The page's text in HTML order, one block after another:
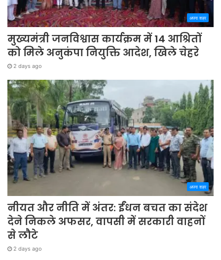
अपना शहर
मुख्यमंत्री जनविश्वास कार्यक्रम में 14 आश्रितों
को मिले अनुकंपा नियुक्ति आदेश, खिले चेहरे
2 days ago
अपना शहर
नीयत और नीति में अंतर: ईंधन बचत का संदेश
देने निकले अफसर, वापसी में सरकारी वाहनों
से लौटे
2 days ago